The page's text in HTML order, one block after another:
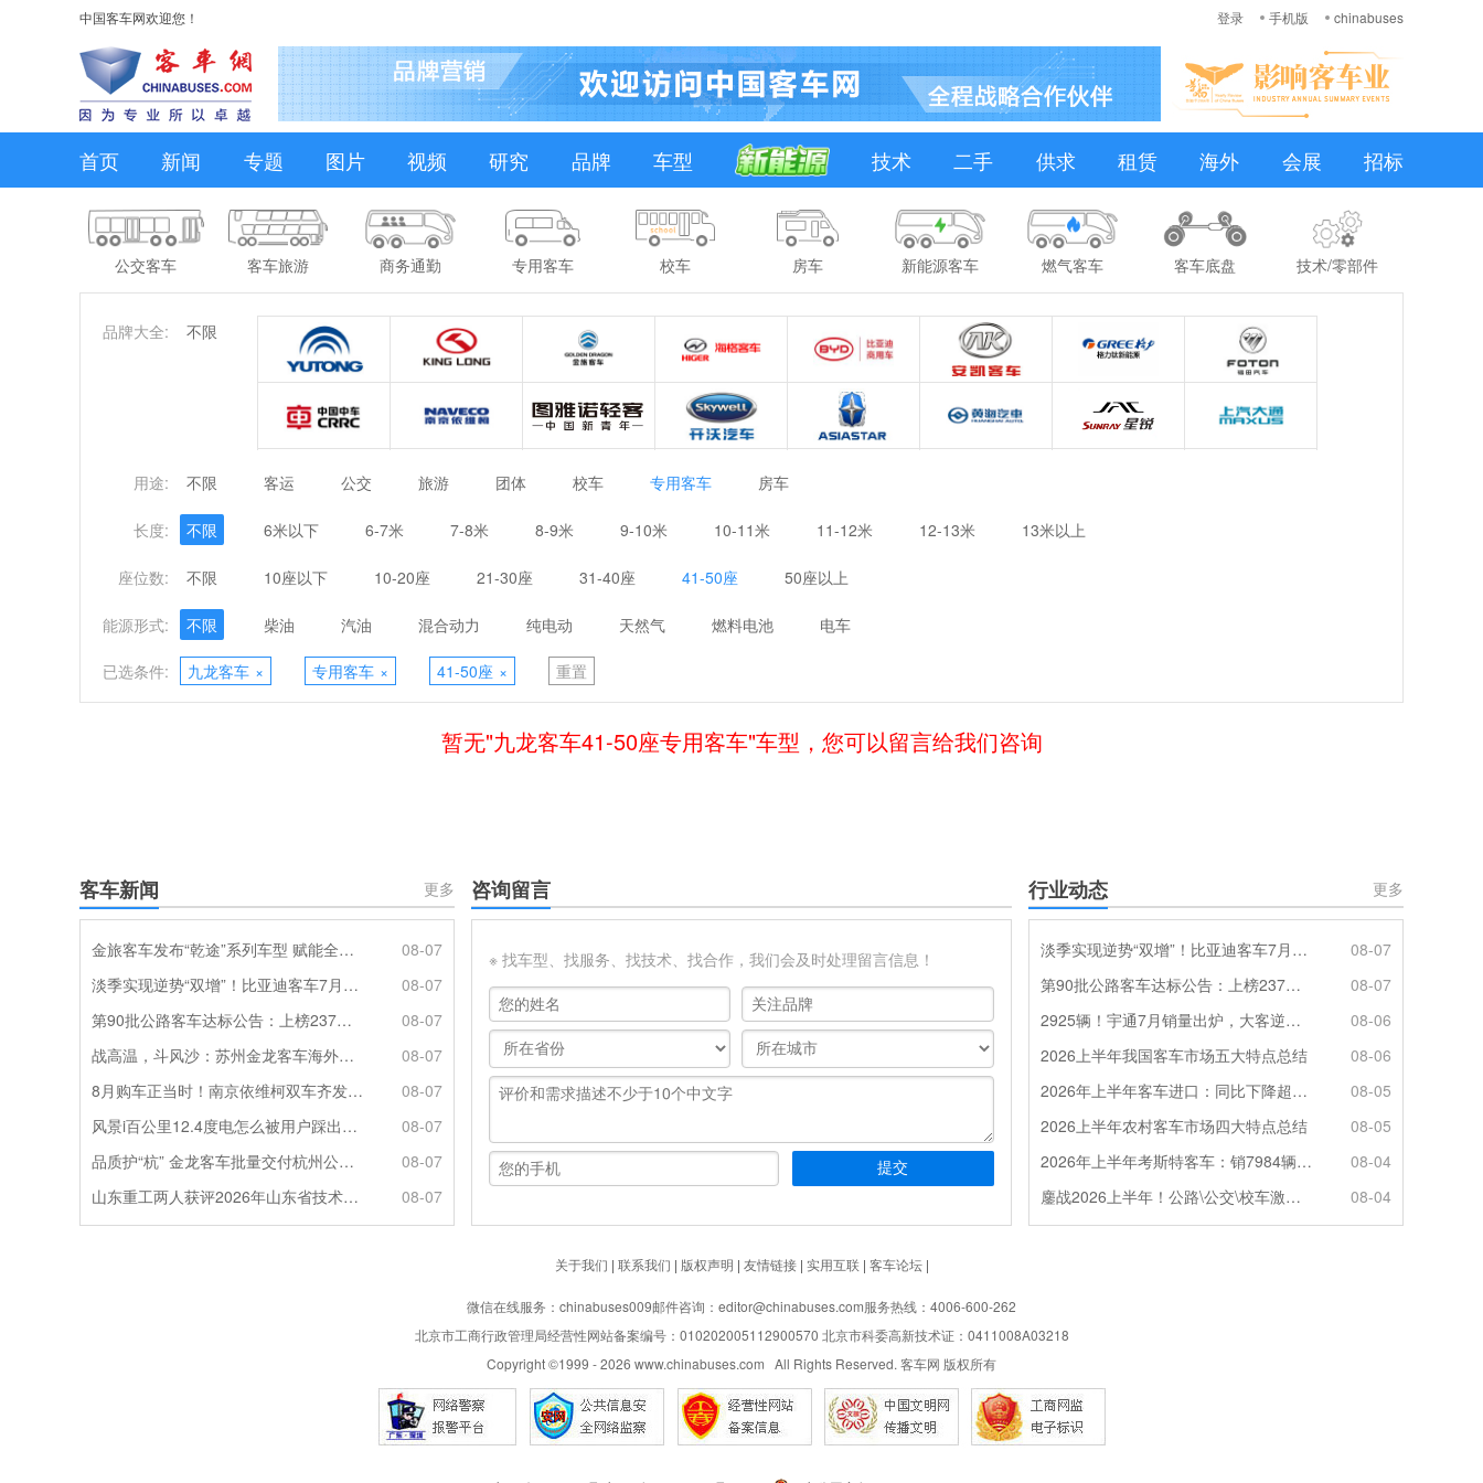
中国客车网欢迎您！ 登录 手机版 chinabuses
首页 新闻 专题 图片 视频 研究 品牌 车型 技术 二手 供求 租赁 海外 会展 招标
公交客车 客车旅游 商务通勤 专用客车 校车 房车 新能源客车 燃气客车 客车底盘 技术/零部件
品牌大全: 不限
用途: 不限 客运 公交 旅游 团体 校车 专用客车 房车
长度: 不限 6米以下 6-7米 7-8米 8-9米 9-10米 10-11米 11-12米 12-13米 13米以上
座位数: 不限 10座以下 10-20座 21-30座 31-40座 41-50座 50座以上
能源形式: 不限 柴油 汽油 混合动力 纯电动 天然气 燃料电池 电车
已选条件: 九龙客车 × 专用客车 × 41-50座 × 重置
暂无"九龙客车41-50座专用客车"车型，您可以留言给我们咨询
客车新闻 更多
金旅客车发布“乾途”系列车型 赋能全球客运产业提质升级
08-07
淡季实现逆势“双增”！比亚迪客车7月热销620辆创新高
08-07
第90批公路客车达标公告：上榜237款创次高，混动\燃料电池缺席
08-07
战高温，斗风沙：苏州金龙客车海外服务的“极限温度测试”
08-07
8月购车正当时！南京依维柯双车齐发限时福利全解析
08-07
风景i百公里12.4度电怎么被用户踩出来的？
08-07
品质护“杭” 金龙客车批量交付杭州公交集团72辆
08-07
山东重工两人获评2026年山东省技术技能大师
08-07
咨询留言
※ 找车型、找服务、找技术、找合作，我们会及时处理留言信息！
行业动态 更多
淡季实现逆势“双增”！比亚迪客车7月热销620辆创新高
08-07
第90批公路客车达标公告：上榜237款创次高，混动\燃料电池缺席
08-07
2925辆！宇通7月销量出炉，大客逆势走强筑牢基本盘
08-06
2026上半年我国客车市场五大特点总结
08-06
2026年上半年客车进口：同比下降超4成，轻客主体地位凸显
08-05
2026上半年农村客车市场四大特点总结
08-05
2026年上半年考斯特客车：销7984辆 6米领涨领跑 电动化提速
08-04
鏖战2026上半年！公路\公交\校车激烈角逐，谁问鼎赛道赢家?
08-04
关于我们 | 联系我们 | 版权声明 | 友情链接| 实用互联| 客车论坛|
微信在线服务：chinabuses009邮件咨询：editor@chinabuses.com服务热线：4006-600-262
北京市工商行政管理局经营性网站备案编号：010202005112900570 北京市科委高新技术证：0411008A03218
Copyright ©1999 -2026 www.chinabuses.com All Rights Reserved. 客车网 版权所有